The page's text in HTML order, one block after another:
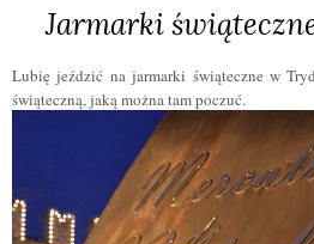
Jarmarki
Lubię jeździć na jarmarki świąteczne w
świąteczną, jaką można tam poczuć.